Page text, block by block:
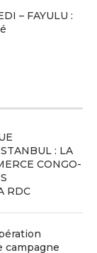
– FAYULU :
: LA
CONGO-
RDC
campagne